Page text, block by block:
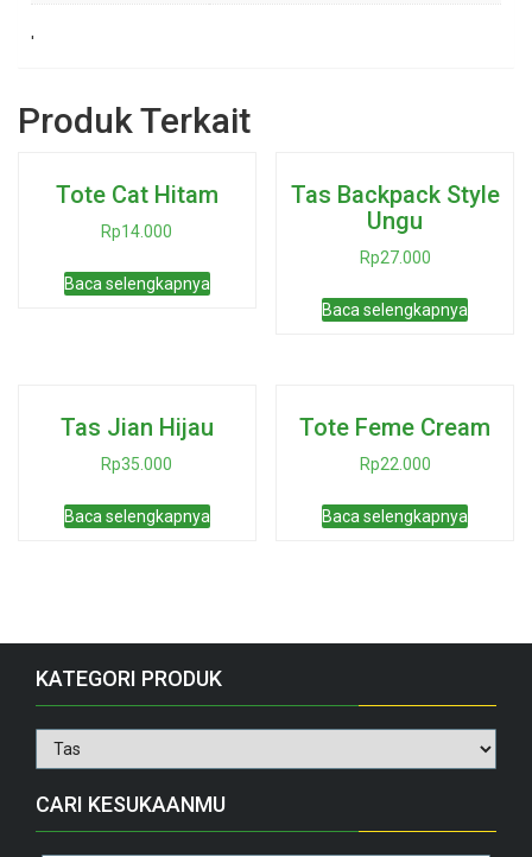
'
Produk Terkait
Tote Cat Hitam
Rp14.000
Baca selengkapnya
Tas Backpack Style
Ungu
Rp27.000
Baca selengkapnya
Tas Jian Hijau
Rp35.000
Baca selengkapnya
Tote Feme Cream
Rp22.000
Baca selengkapnya
KATEGORI PRODUK
CARI KESUKAANMU